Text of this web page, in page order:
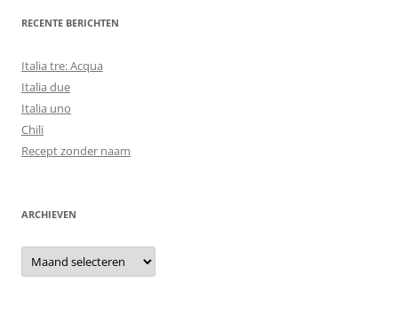
RECENTE BERICHTEN
Italia tre: Acqua
Italia due
Italia uno
Chili
Recept zonder naam
ARCHIEVEN
Archieven